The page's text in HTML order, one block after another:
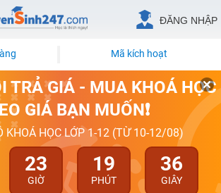
ĐĂNG NHẬP
Mã kích hoạt
TRẢ GIÁ - MUA KHOÁ HỌC
GIÁ BẠN MUỐN❗
KHOÁ HỌC LỚP 1-12 (TỪ 10-12/08)
23
GIỜ
19
PHÚT
35
GIÂY